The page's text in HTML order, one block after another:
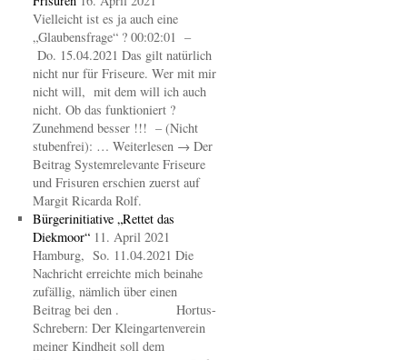
Vielleicht ist es ja auch eine
„Glaubensfrage“ ? 00:02:01 –
Do. 15.04.2021 Das gilt natürlich
nicht nur für Friseure. Wer mit mir
nicht will, mit dem will ich auch
nicht. Ob das funktioniert ?
Zunehmend besser !!! – (Nicht
stubenfrei): … Weiterlesen → Der
Beitrag Systemrelevante Friseure
und Frisuren erschien zuerst auf
Margit Ricarda Rolf.
Bürgerinitiative „Rettet das
Diekmoor“ 11. April 2021
Hamburg, So. 11.04.2021 Die
Nachricht erreichte mich beinahe
zufällig, nämlich über einen
Beitrag bei den . Hortus-
Schrebern: Der Kleingartenverein
meiner Kindheit soll dem